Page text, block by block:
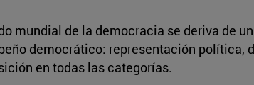
mundial de la democracia se deriva de
democrático: representación política,
en todas las categorías.